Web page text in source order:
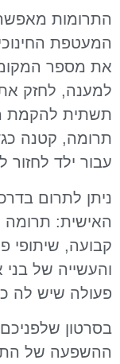
התרומות
המעטפת
את מספר
למענה, לחזק את
תשתית להקמת
תרומה, קטנה
עבור ילד לחזור
ניתן לתרום
האישית:
קבועה, שיתופי
והעשייה של
פעולה שיש לה
בסרטון
ההשפעה של